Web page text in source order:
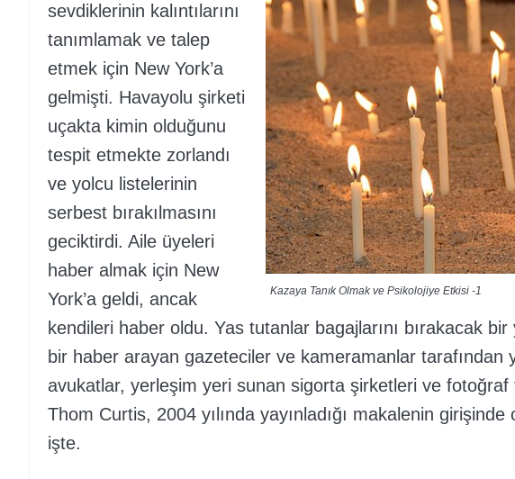
Kazaya Tanık Olmak ve Psikolojiye Etkisi -1
sevdiklerinin kalıntılarını
tanımlamak ve talep
etmek için New York’a
gelmişti. Havayolu şirketi
uçakta kimin olduğunu
tespit etmekte zorlandı
ve yolcu listelerinin
serbest bırakılmasını
geciktirdi. Aile üyeleri
haber almak için New
York’a geldi, ancak
kendileri haber oldu. Yas tutanlar bagajlarını bırakacak
bir haber arayan gazeteciler ve kameramanlar tarafından
avukatlar, yerleşim yeri sunan sigorta şirketleri ve fotoğraf
Thom Curtis, 2004 yılında yayınladığı makalenin
işte.